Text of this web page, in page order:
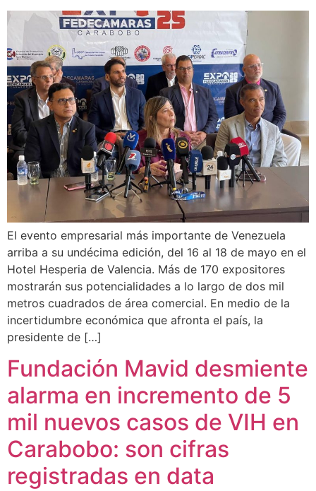
El evento empresarial más importante de Venezuela
arriba a su undécima edición, del 16 al 18 de mayo en el
Hotel Hesperia de Valencia. Más de 170 expositores
mostrarán sus potencialidades a lo largo de dos mil
metros cuadrados de área comercial. En medio de la
incertidumbre económica que afronta el país, la
presidente de […]
Fundación Mavid desmiente
alarma en incremento de 5
mil nuevos casos de VIH en
Carabobo: son cifras
registradas en data